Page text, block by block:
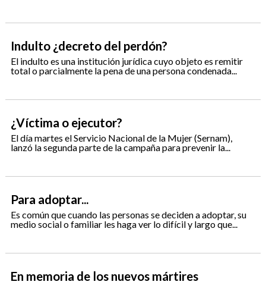
Indulto ¿decreto del perdón?
El indulto es una institución jurídica cuyo objeto es remitir
total o parcialmente la pena de una persona condenada...
¿Víctima o ejecutor?
El día martes el Servicio Nacional de la Mujer (Sernam),
lanzó la segunda parte de la campaña para prevenir la...
Para adoptar...
Es común que cuando las personas se deciden a adoptar, su
medio social o familiar les haga ver lo difícil y largo que...
En memoria de los nuevos mártires